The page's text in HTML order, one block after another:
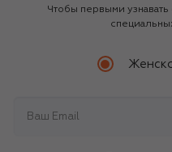
Чтобы первыми